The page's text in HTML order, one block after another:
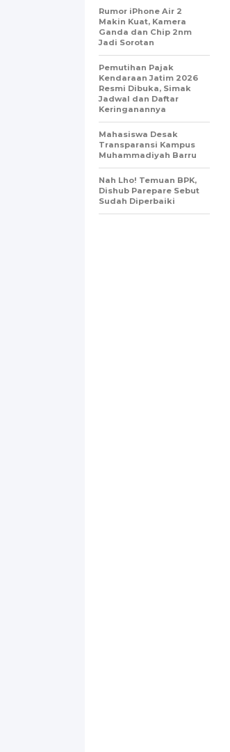
Rumor iPhone Air 2
Makin Kuat, Kamera
Ganda dan Chip 2nm
Jadi Sorotan
Pemutihan Pajak
Kendaraan Jatim 2026
Resmi Dibuka, Simak
Jadwal dan Daftar
Keringanannya
Mahasiswa Desak
Transparansi Kampus
Muhammadiyah Barru
Nah Lho! Temuan BPK,
Dishub Parepare Sebut
Sudah Diperbaiki